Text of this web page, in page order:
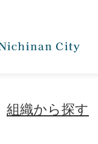
組織から探す